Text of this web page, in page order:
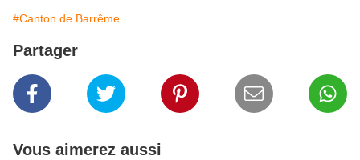
#Canton de Barrême
Partager
Vous aimerez aussi